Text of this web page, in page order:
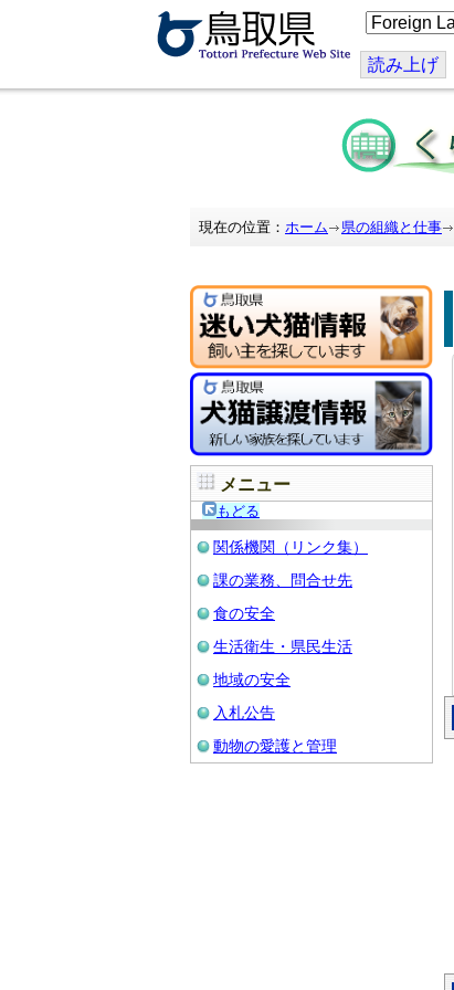
こ
の
ジ
を
訳
す
る
読み上げ
現在の位置： ホーム 県の組織と仕事
メニュー
もどる
関係機関（リンク集）
課の業務、問合せ先
食の安全
生活衛生・県民生活
地域の安全
入札公告
動物の愛護と管理